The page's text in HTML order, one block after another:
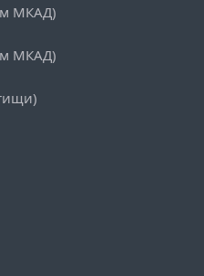
МКАД)
МКАД)